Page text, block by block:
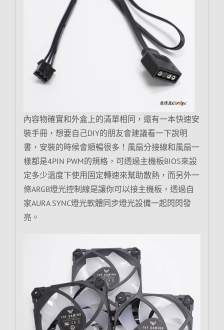
內容物確實和外盒上的清單相同，還有一本快速安
裝手冊，想要自己DIY的朋友會建議看一下說明
書，安裝的時候會順暢很多！風扇分接線和風扇一
樣都是4PIN PWM的規格，可透過主機板BIOS來設
定多少溫度下使用固定轉速來幫助散熱，而另外一
條ARGB燈光控制線是讓你可以接主機板，透過自
家AURA SYNC燈光軟體同步燈光設備一起閃閃發
亮。